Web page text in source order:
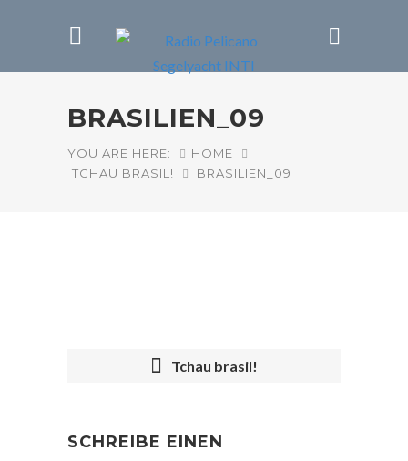
BRASILIEN_09
YOU ARE HERE:
HOME
TCHAU BRASIL!
BRASILIEN_09
NAVIGATION
Tchau brasil!
SCHREIBE EINEN